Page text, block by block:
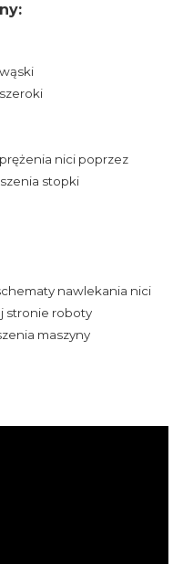
nici poprzez
stopki
nawlekania nici
stronie roboty
maszyny